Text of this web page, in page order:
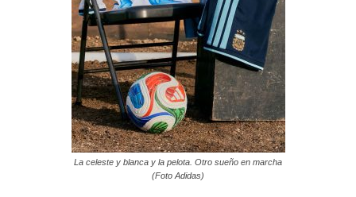
La celeste y blanca y la pelota. Otro sueño en marcha
(Foto Adidas)